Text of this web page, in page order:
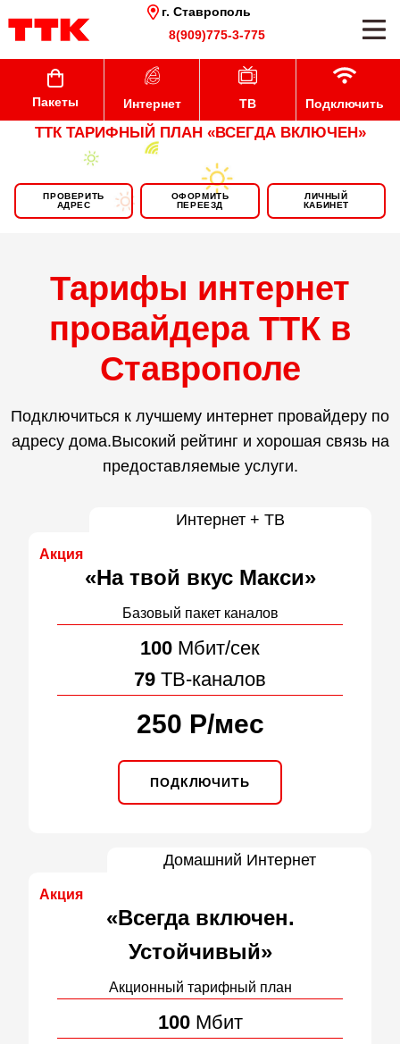
г. Ставрополь
8(909)775-3-775
Пакеты Интернет ТВ Подключить
ТТК ТАРИФНЫЙ ПЛАН «ВСЕГДА ВКЛЮЧЕН»
ПРОВЕРИТЬ
АДРЕС
ОФОРМИТЬ
ПЕРЕЕЗД
ЛИЧНЫЙ
КАБИНЕТ
Тарифы интернет
провайдера ТТК в
Ставрополе
Подключиться к лучшему интернет провайдеру по
адресу дома.Высокий рейтинг и хорошая связь на
предоставляемые услуги.
Интернет + ТВ
Акция
«На твой вкус Макси»
Базовый пакет каналов
100 Мбит/сек
79 ТВ-каналов
250 Р/мес
ПОДКЛЮЧИТЬ
Домашний Интернет
Акция
«Всегда включен.
Устойчивый»
Акционный тарифный план
100 Мбит